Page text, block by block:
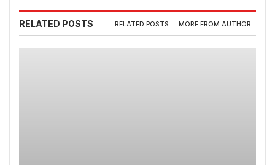
RELATED POSTS RELATED POSTS MORE FROM AUTHOR